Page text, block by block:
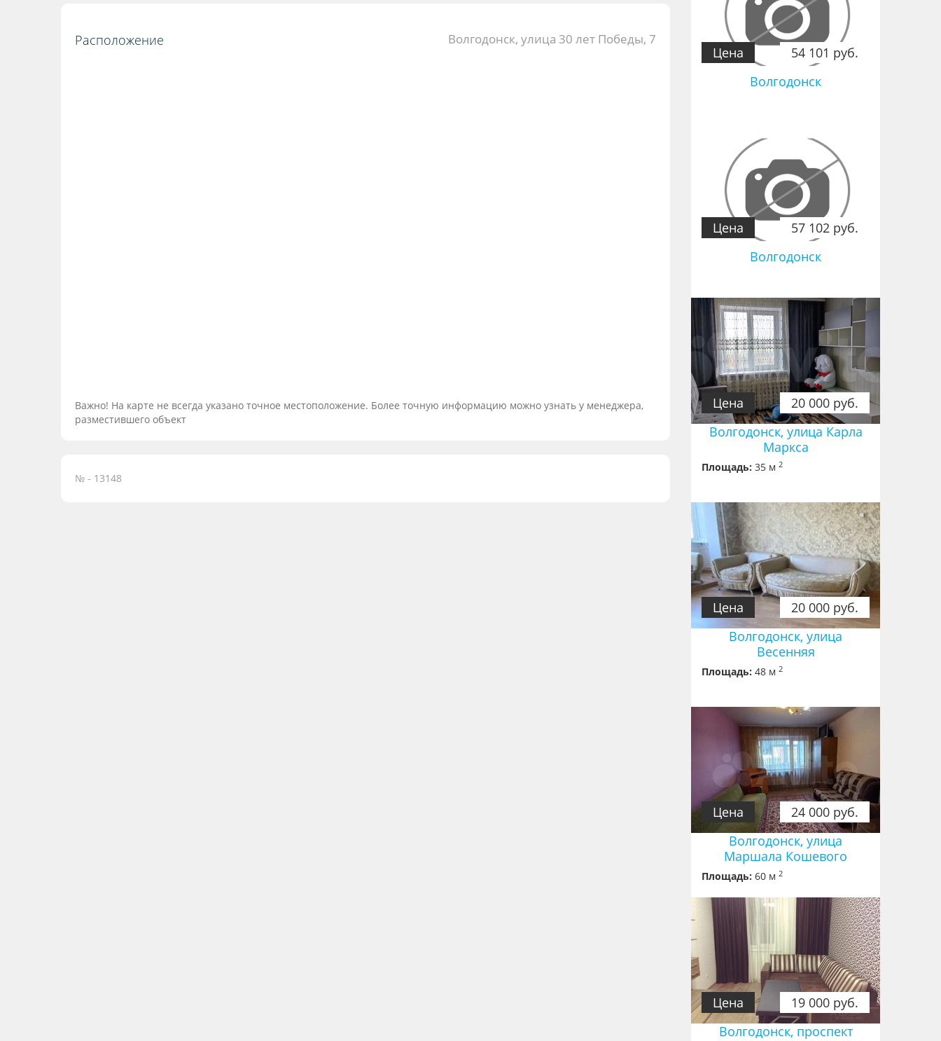
Расположение Волгодонск, улица 30 лет Победы, 7
Важно! На карте не всегда указано точное местоположение. Более точную информацию можно узнать у менеджера,
разместившего объект
№ - 13148
54 101 руб.
Цена
Волгодонск
57 102 руб.
Цена
Волгодонск
20 000 руб.
Цена
Волгодонск, улица Карла
Маркса
Площадь: 35 м 2
20 000 руб.
Цена
Волгодонск, улица
Весенняя
Площадь: 48 м 2
24 000 руб.
Цена
Волгодонск, улица
Маршала Кошевого
Площадь: 60 м 2
19 000 руб.
Цена
Волгодонск, проспект